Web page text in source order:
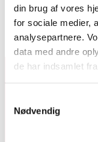
din brug af vores
for sociale medier,
analysepartnere.
data med andre
de har indsamlet
Nødvendig
Valuation